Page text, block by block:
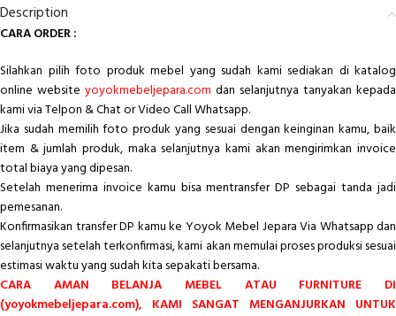
Description
CARA ORDER :
Silahkan pilih foto produk mebel yang sudah kami sediakan di katalog
online website yoyokmebeljepara.com dan selanjutnya tanyakan kepada
kami via Telpon & Chat or Video Call Whatsapp.
Jika sudah memilih foto produk yang sesuai dengan keinginan kamu, baik
item & jumlah produk, maka selanjutnya kami akan mengirimkan invoice
total biaya yang dipesan.
Setelah menerima invoice kamu bisa mentransfer DP sebagai tanda jadi
pemesanan.
Konfirmasikan transfer DP kamu ke Yoyok Mebel Jepara Via Whatsapp dan
selanjutnya setelah terkonfirmasi, kami akan memulai proses produksi sesuai
estimasi waktu yang sudah kita sepakati bersama.
CARA AMAN BELANJA MEBEL ATAU FURNITURE DI
(yoyokmebeljepara.com), KAMI SANGAT MENGANJURKAN UNTUK